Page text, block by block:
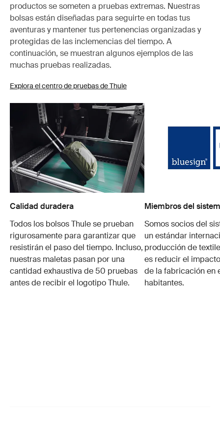
productos se someten a pruebas extremas. Nuestras
bolsas están diseñadas para seguirte en todas tus
aventuras y mantener tus pertenencias organizadas y
protegidas de las inclemencias del tiempo. A
continuación, se muestran algunos ejemplos de las
muchas pruebas realizadas.
Explora el centro de pruebas de Thule
Calidad duradera
Todos los bolsos Thule se prueban
rigurosamente para garantizar que
resistirán el paso del tiempo. Incluso,
nuestras maletas pasan por una
cantidad exhaustiva de 50 pruebas
antes de recibir el logotipo Thule.
Miembros del
Somos socios del
un estándar
producción de
es reducir el
de la fabricación en
habitantes.